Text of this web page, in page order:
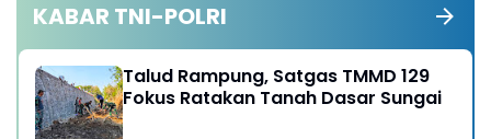
KABAR TNI-POLRI
Talud Rampung, Satgas TMMD 129
Fokus Ratakan Tanah Dasar Sungai